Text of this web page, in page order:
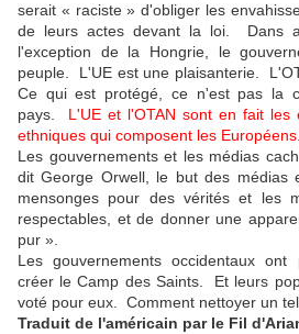
serait « raciste » d'obliger les
de leurs actes devant la loi. Dans
l'exception de la Hongrie, le
peuple. L'UE est une plaisanterie.
Ce qui est protégé, ce n'est pas la
pays.
L'UE et l'OTAN sont en fait les
ethniques qui composent les Européens
Les gouvernements et les médias
dit George Orwell, le but des médias
mensonges pour des vérités et les
respectables, et de donner une
pur ».
Les gouvernements occidentaux
créer le Camp des Saints. Et leurs
voté pour eux. Comment nettoyer un
Traduit de l'américain par le Fil